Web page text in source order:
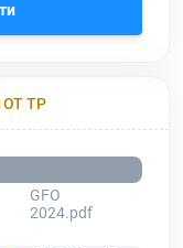
ТР
GFO
2024.pdf